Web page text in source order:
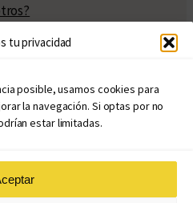
tu privacidad
posible, usamos cookies para
la navegación. Si optas por no
estar limitadas.